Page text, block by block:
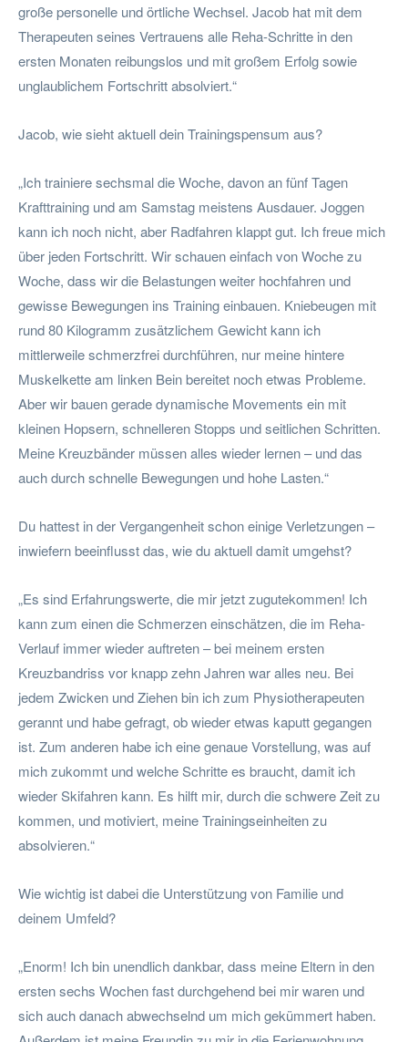
große personelle und örtliche Wechsel. Jacob hat mit dem
Therapeuten seines Vertrauens alle Reha-Schritte in den
ersten Monaten reibungslos und mit großem Erfolg sowie
unglaublichem Fortschritt absolviert.“
Jacob, wie sieht aktuell dein Trainingspensum aus?
„Ich trainiere sechsmal die Woche, davon an fünf Tagen
Krafttraining und am Samstag meistens Ausdauer. Joggen
kann ich noch nicht, aber Radfahren klappt gut. Ich freue mich
über jeden Fortschritt. Wir schauen einfach von Woche zu
Woche, dass wir die Belastungen weiter hochfahren und
gewisse Bewegungen ins Training einbauen. Kniebeugen mit
rund 80 Kilogramm zusätzlichem Gewicht kann ich
mittlerweile schmerzfrei durchführen, nur meine hintere
Muskelkette am linken Bein bereitet noch etwas Probleme.
Aber wir bauen gerade dynamische Movements ein mit
kleinen Hopsern, schnelleren Stopps und seitlichen Schritten.
Meine Kreuzbänder müssen alles wieder lernen – und das
auch durch schnelle Bewegungen und hohe Lasten.“
Du hattest in der Vergangenheit schon einige Verletzungen –
inwiefern beeinflusst das, wie du aktuell damit umgehst?
„Es sind Erfahrungswerte, die mir jetzt zugutekommen! Ich
kann zum einen die Schmerzen einschätzen, die im Reha-
Verlauf immer wieder auftreten – bei meinem ersten
Kreuzbandriss vor knapp zehn Jahren war alles neu. Bei
jedem Zwicken und Ziehen bin ich zum Physiotherapeuten
gerannt und habe gefragt, ob wieder etwas kaputt gegangen
ist. Zum anderen habe ich eine genaue Vorstellung, was auf
mich zukommt und welche Schritte es braucht, damit ich
wieder Skifahren kann. Es hilft mir, durch die schwere Zeit zu
kommen, und motiviert, meine Trainingseinheiten zu
absolvieren.“
Wie wichtig ist dabei die Unterstützung von Familie und
deinem Umfeld?
„Enorm! Ich bin unendlich dankbar, dass meine Eltern in den
ersten sechs Wochen fast durchgehend bei mir waren und
sich auch danach abwechselnd um mich gekümmert haben.